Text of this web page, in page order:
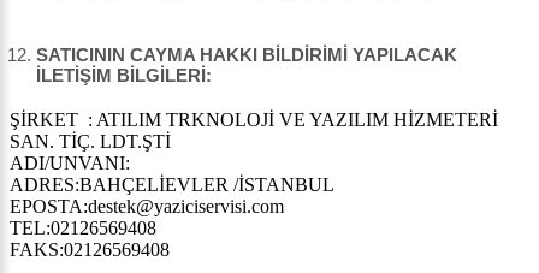
SATICININ CAYMA HAKKI BİLDİRİMİ YAPILACAK
İLETİŞİM BİLGİLERİ:
ŞİRKET : ATILIM TRKNOLOJİ VE YAZILIM HİZMETERİ
SAN. TİÇ. LDT.ŞTİ
ADI/UNVANI:
ADRES:BAHÇELİEVLER /İSTANBUL
EPOSTA:destek@yaziciservisi.com
TEL:02126569408
FAKS:02126569408